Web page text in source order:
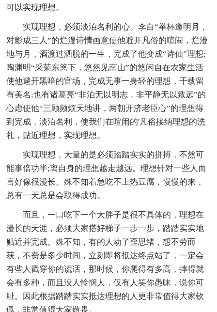
可以实现理想。
实现理想，必须淡泊名利的心。李白“举杯邀明月，
对影成三人”的烂漫诗情画意使他避开凡俗的喧闹，烂漫
地与月，酒渡过洒脱的一生，完成了他变成“诗仙”理想;
陶渊明“采菊东篱下，悠然见南山”的悠闲自在农家生活
使他避开黑喑的官场，完成无事一身轻的理想，千载留
有美名;也有诸葛亮“非泊无以明志，非平静无以致远”的
心虑使他“三顾频烦天地讲，两朝开济老臣心”的理想得
到完成，淡泊名利，使我们在喧闹的'凡俗接纳理想的洗
礼，贴近理想，实现理想。
实现理想，大量的是必须踏踏实实的拼搏，不然可
能事倍功半;离自身的理想越走越远。理想针对一些人而
言好像很漫长。殊不知着急吃不上热豆腐，慢慢的来，
总有一天总是会取得成功。
而且，一口吃下一个大胖子是很不具体的，理想在
漫长的天涯，必须大家搭好梯子一步一步，踏踏实实地
贴近并完成。殊不知，有的人动了歪思绪，想不劳而
获，不费是多少时间，立刻即将抵达终点站了，一定会
有些人戳穿你的谎话，那时候，你爬得有多高，摔得就
会有多种，而且没人怜悯人，仅有人笑你愚昧，说你可
耻。因此根据踏踏实实抵达理想的人更非常值得大家钦
佩，非常值得大家敬畏。